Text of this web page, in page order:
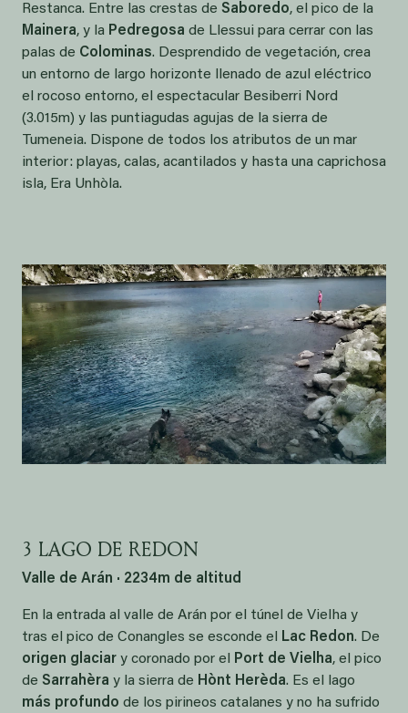
Restanca. Entre las crestas de Saboredo, el pico de la
Mainera, y la Pedregosa de Llessui para cerrar con las
palas de Colominas. Desprendido de vegetación, crea
un entorno de largo horizonte llenado de azul eléctrico
el rocoso entorno, el espectacular Besiberri Nord
(3.015m) y las puntiagudas agujas de la sierra de
Tumeneia. Dispone de todos los atributos de un mar
interior: playas, calas, acantilados y hasta una caprichosa
isla, Era Unhòla.
3 LAGO DE REDON
Valle de Arán · 2234m de altitud
En la entrada al valle de Arán por el túnel de Vielha y
tras el pico de Conangles se esconde el
Lac Redon. De
origen glaciar y coronado por el Port de Vielha, el pico
de Sarrahèra y la sierra de Hònt Herèda. Es el lago
más profundo de los pirineos catalanes y no ha sufrido